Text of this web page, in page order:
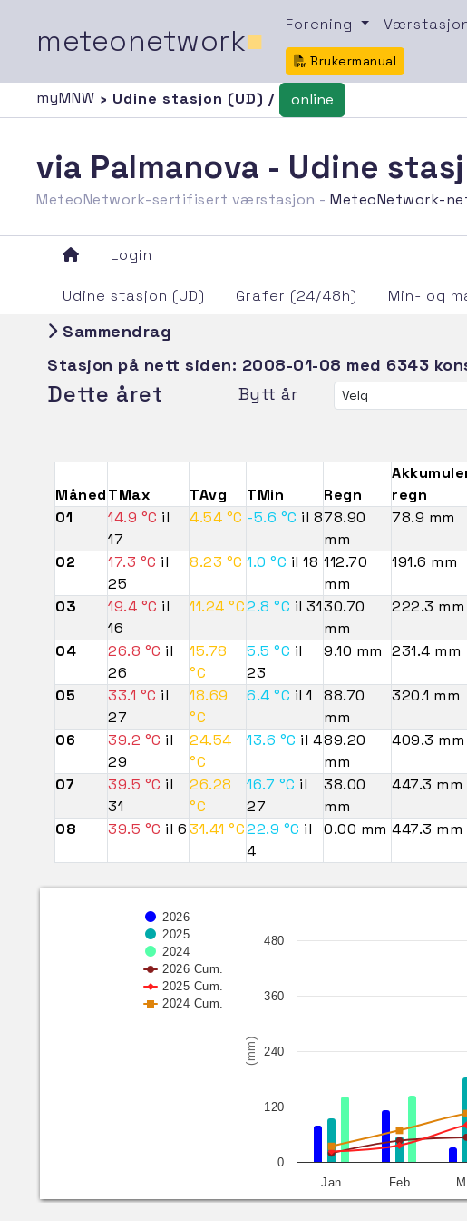
meteonetwork■ Forening
Brukermanual
myMNW › Udine stasjon (UD) / online
via Palmanova - Udine
MeteoNetwork-sertifisert værstasjon -MeteoNetwork-
Login
Udine stasjon (UD) Grafer (24/48h) Min- og
Sammendrag
Stasjon på nett siden: 2008-01-08 med 6343
Dette året Bytt år
MånedTMax TAvg TMin Regn
regn
01
14.9 °C il
17
4.54 °C -5.6 °C il 878.90
mm
78.9 mm
02
17.3 °C il
25
8.23 °C 1.0 °C il 18 112.70
mm
191.6 mm
03
19.4 °C il
16
11.24 °C2.8 °C il 3130.70
mm
222.3 mm
04
26.8 °C il
26
15.78
°C
5.5 °C il
23
9.10 mm 231.4 mm
05
33.1 °C il
27
18.69
°C
6.4 °C il 1
88.70
mm
320.1 mm
06
39.2 °C il
29
24.54
°C
13.6 °C il 489.20
mm
409.3 mm
07
39.5 °C il
31
26.28
°C
16.7 °C il
27
38.00
mm
447.3 mm
08
39.5 °C il 6 31.41 °C22.9 °C il
4
0.00 mm 447.3 mm
(mm)
2026
2025
2024
2026 Cum.
2025 Cum.
2024 Cum.
Jan Feb
0
120
240
360
480